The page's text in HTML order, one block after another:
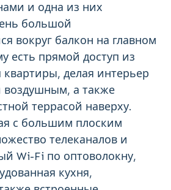
и одна из них
большой
вокруг балкон на главном
есть прямой доступ из
делая интерьер
воздушным, а также
террасой наверху.
с большим плоским
телеканалов и
Wi-Fi по оптоволокну,
кухня,